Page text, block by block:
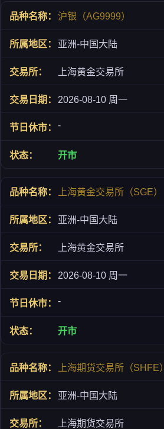
沪银（AG9999）
亚洲-中国大陆
上海黄金交易所
2026-08-10 周一
-
开市
上海黄金交易所（SGE）
亚洲-中国大陆
上海黄金交易所
2026-08-10 周一
-
开市
上海期货交易所（SHFE）
亚洲-中国大陆
上海期货交易所